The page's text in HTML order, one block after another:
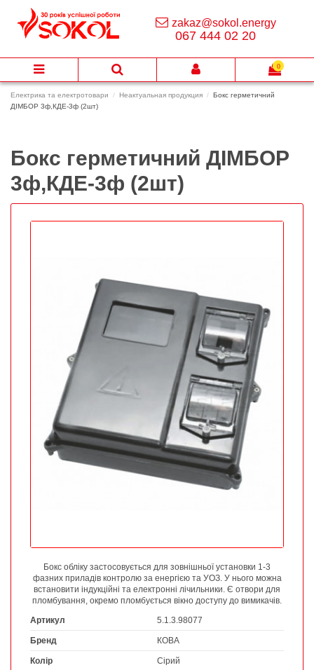
Електрика та електротовари Неактуальная продукция
Бокс герметичний
ДІМБОР 3ф,КДЕ-3ф (2шт)
Бокс герметичний ДІМБОР
3ф,КДЕ-3ф (2шт)
Бокс обліку застосовується для зовнішньої установки 1-3
фазних приладів контролю за енергією та УОЗ. У нього можна
встановити індукційні та електронні лічильники. Є отвори для
пломбування, окремо пломбується вікно доступу до вимикачів.
Артикул
5.1.3.98077
Бренд КОВА
Колір Сірий
zakaz@sokol.energy
067 444 02 20
0